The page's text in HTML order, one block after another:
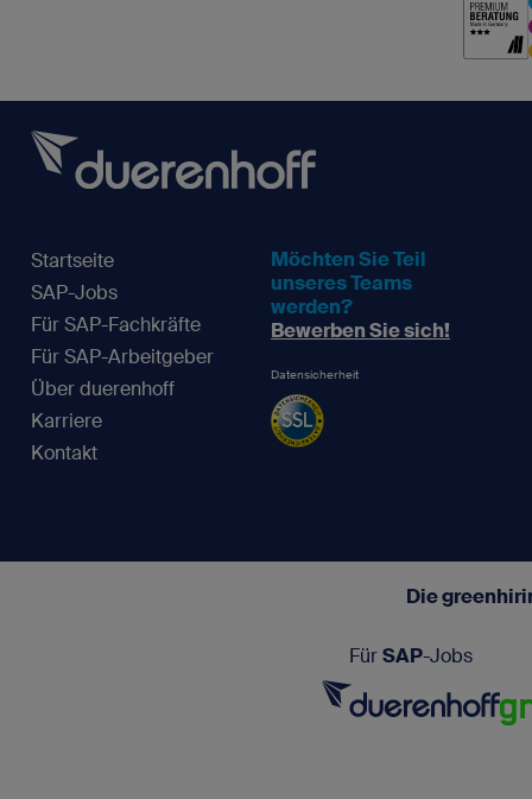
Startseite
SAP-Jobs
Für SAP-Fachkräfte
Für SAP-Arbeitgeber
Über duerenhoff
Karriere
Kontakt
Möchten Sie Teil
unseres Teams
werden?
Bewerben Sie sich!
Datensicherheit
Die
FürSAP-Jobs